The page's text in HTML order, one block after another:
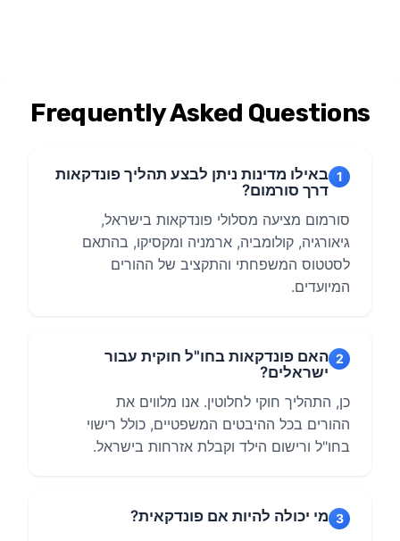
Frequently Asked Questions
1 באילו מדינות ניתן לבצע תהליך פונדקאות
דרך סורמום?
סורמום מציעה מסלולי פונדקאות בישראל,
גיאורגיה, קולומביה, ארמניה ומקסיקו, בהתאם
לסטטוס המשפחתי והתקציב של ההורים
המיועדים.
2 האם פונדקאות בחו"ל חוקית עבור
ישראלים?
כן, התהליך חוקי לחלוטין. אנו מלווים את
ההורים בכל ההיבטים המשפטיים, כולל רישוי
בחו"ל ורישום הילד וקבלת אזרחות בישראל.
3 מי יכולה להיות אם פונדקאית?